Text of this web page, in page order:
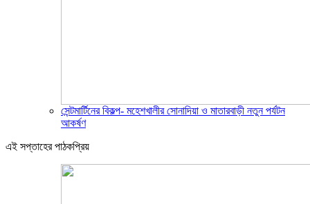
সেন্টমার্টিনের বিকল্প- মহেশখালীর সোনাদিয়া ও মাতারবাড়ী নতুন পর্যটন
আকর্ষণ
এই সপ্তাহের পাঠকপ্রিয়